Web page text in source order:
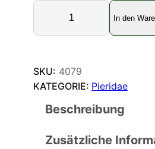
C
l
a
s
In den
SKU: 4079
KATEGORIE: Pieridae
Beschreibung
Zusätzliche